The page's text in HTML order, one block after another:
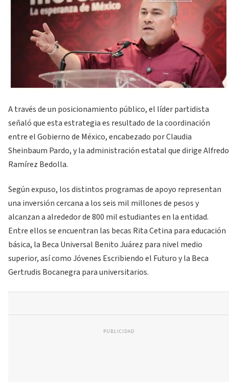
A través de un posicionamiento público, el líder partidista
señaló que esta estrategia es resultado de la coordinación
entre el Gobierno de México, encabezado por Claudia
Sheinbaum Pardo, y la administración estatal que dirige Alfredo
Ramírez Bedolla.
Según expuso, los distintos programas de apoyo representan
una inversión cercana a los seis mil millones de pesos y
alcanzan a alrededor de 800 mil estudiantes en la entidad.
Entre ellos se encuentran las becas Rita Cetina para educación
básica, la Beca Universal Benito Juárez para nivel medio
superior, así como Jóvenes Escribiendo el Futuro y la Beca
Gertrudis Bocanegra para universitarios.
PUBLICIDAD